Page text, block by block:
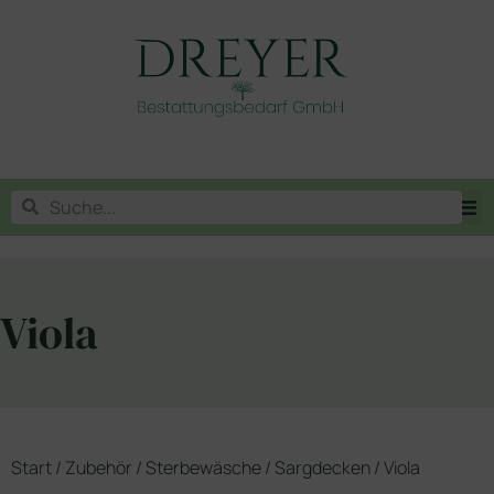
Viola
Start/ Zubehör / Sterbewäsche/ Sargdecken/ Viola